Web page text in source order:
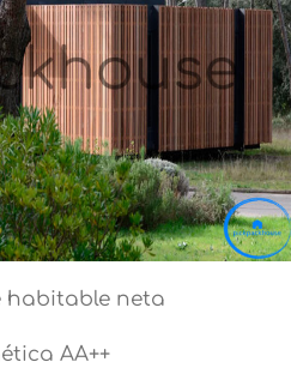
habitable neta
AA++